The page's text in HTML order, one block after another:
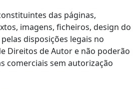
das páginas,
imagens, ficheiros, design do
disposições legais no
Direitos de Autor e não poderão
comerciais sem autorização